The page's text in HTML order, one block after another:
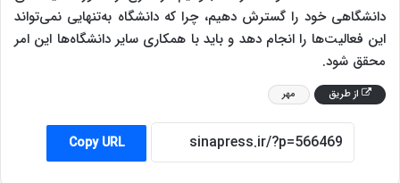
دانشگاهی خود را گسترش دهیم، چرا که دانشگاه به‌تنهایی نمی‌تواند
این فعالیت‌ها را انجام دهد و باید با همکاری سایر دانشگاه‌ها این امر
محقق شود.
از طريق مهر
Copy URL